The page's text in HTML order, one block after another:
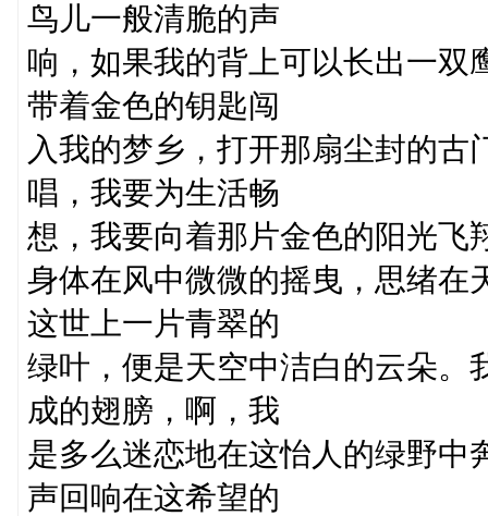
鸟儿一般清脆的声
响，如果我的背上可以长出一双
带着金色的钥匙闯
入我的梦乡，打开那扇尘封的
唱，我要为生活畅
想，我要向着那片金色的阳光飞
身体在风中微微的摇曳，思绪在
这世上一片青翠的
绿叶，便是天空中洁白的云朵。
成的翅膀，啊，我
是多么迷恋地在这怡人的绿野中
声回响在这希望的